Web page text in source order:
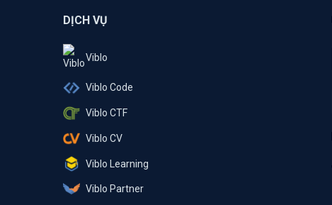
DỊCH VỤ
Viblo
Viblo Code
Viblo CTF
Viblo CV
Viblo Learning
Viblo Partner